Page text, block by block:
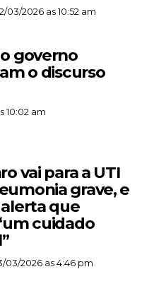
03/2026 as 10:52 am
governo
o discurso
10:02 am
vai para a UTI
grave, e
que
cuidado
03/2026 as 4:46 pm